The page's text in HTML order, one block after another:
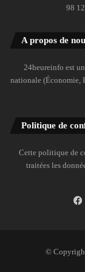
98
A propos de
24heureinfo est
nationale (Économie,
Politique de
Cette politique de
traitées les
©